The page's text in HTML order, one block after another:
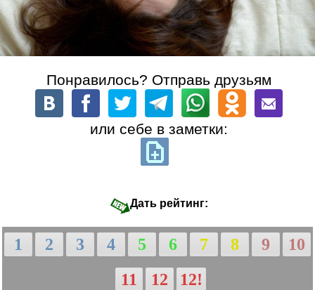
Понравилось? Отправь друзьям
или себе в заметки:
Дать рейтинг:
1 2 3 4 5 6 7 8 9
10
11
12 12!